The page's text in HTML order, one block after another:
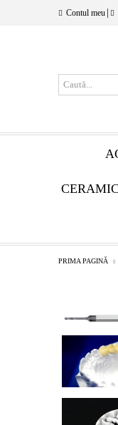
Contul meu
PRIMA PAGINĂ